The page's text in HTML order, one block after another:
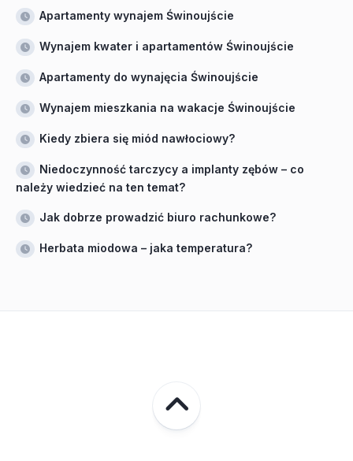
Apartamenty wynajem Świnoujście
Wynajem kwater i apartamentów Świnoujście
Apartamenty do wynajęcia Świnoujście
Wynajem mieszkania na wakacje Świnoujście
Kiedy zbiera się miód nawłociowy?
Niedoczynność tarczycy a implanty zębów – co
należy wiedzieć na ten temat?
Jak dobrze prowadzić biuro rachunkowe?
Herbata miodowa – jaka temperatura?